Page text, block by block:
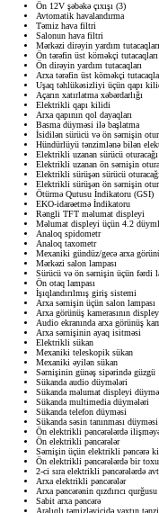
Ön 12V şəbəkə çıxışı (3)
Avtomatik havalandırma
Təmiz hava filtri
Salonun hava filtri
Mərkəzi dirəyin yardım tutacaqları
Ön tərəfin üst köməkçi
Ön dirəyin yardım tutacaqları
Arxa tərəfin üst köməkçi
Uşaq təhlükəsizliyi üçün qapı
Açarın xatırlatma xəbərdarlığı
Elektrikli qapı kilidi
Arxa qapının qol dayaqları
Basma düyməsi ilə başlatma
İsidilən sürücü və ön sərnişin
Hündürlüyü tənzimlənə bilən
Elektrikli uzanan sürücü oturacağı
Elektrikli uzanan ön sərnişin
Elektrikli sürüşən sürücü
Elektrikli sürüşən ön sərnişin
Ötürmə Qutusu İndikatoru (GSI)
EKO-idarəetmə İndikatoru
Rəngli TFT məlumat displeyi
Məlumat displeyi üçün 4.2
Analoq spidometr
Analoq taxometr
Mexaniki gündüz/gecə arxa
Mərkəzi salon lampası
Sürücü və ön sərnişin üçün fərdi
Ön otaq lampası
İşıqlandırılmış giriş sistemi
Arxa sərnişin üçün salon lampası
Arxa görünüş kamerasının
Audio ekranında arxa görünüş
Arxa sərnişinin ayaq isitməsi
Elektrikli sükan
Mexaniki teleskopik sükan
Mexaniki əyilən sükan
Sərnişinin günəş sipərində güzgü
Sükanda audio düymələri
Sükanda məlumat displeyi
Sükanda multimedia düymələri
Sükanda telefon düyməsi
Sükanda səsin tanınması düyməsi
Ön elektrikli pəncərələrdə
Ön elektrikli pəncərələr
Sərnişin üçün elektrikli pəncərə
Ön elektrikli pəncərələrdə bir
2-ci sıra elektrikli pəncərələrdə
Arxa elektrikli pəncərələr
Arxa pəncərənin qızdırıcı qurğusu
Sabit arxa pəncərə
Aralıqlı təmizləyicidə vaxtın